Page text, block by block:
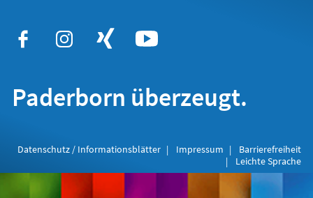
Paderborn überzeugt.
Datenschutz / Informationsblätter Impressum
Barrierefreiheit
Leichte Sprache